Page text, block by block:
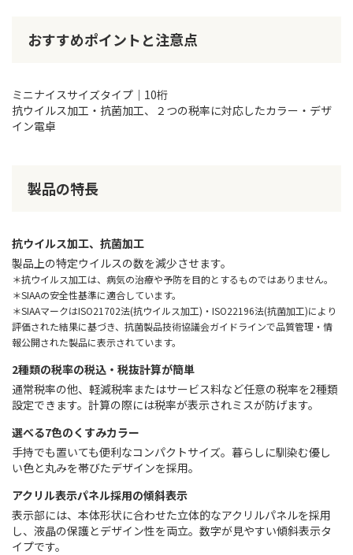
おすすめポイントと注意点
ミニナイスサイズタイプ｜10桁
抗ウイルス加工・抗菌加工、２つの税率に対応したカラー・デザ
イン電卓
製品の特長
抗ウイルス加工、抗菌加工
製品上の特定ウイルスの数を減少させます。
＊抗ウイルス加工は、病気の治療や予防を目的とするものではありません。
＊SIAAの安全性基準に適合しています。
＊SIAAマークはISO21702法(抗ウイルス加工)・ISO22196法(抗菌加工)により
評価された結果に基づき、抗菌製品技術協議会ガイドラインで品質管理・情
報公開された製品に表示されています。
2種類の税率の税込・税抜計算が簡単
通常税率の他、軽減税率またはサービス料など任意の税率を2種類
設定できます。計算の際には税率が表示されミスが防げます。
選べる7色のくすみカラー
手持でも置いても便利なコンパクトサイズ。暮らしに馴染む優し
い色と丸みを帯びたデザインを採用。
アクリル表示パネル採用の傾斜表示
表示部には、本体形状に合わせた立体的なアクリルパネルを採用
し、液晶の保護とデザイン性を両立。数字が見やすい傾斜表示タ
イプです。